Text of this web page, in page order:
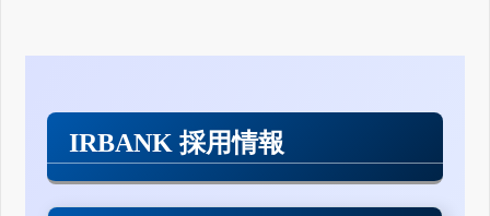
IRBANK 採用情報